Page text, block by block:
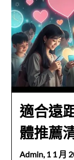
適合遠
體推薦
Admin,1 1 月